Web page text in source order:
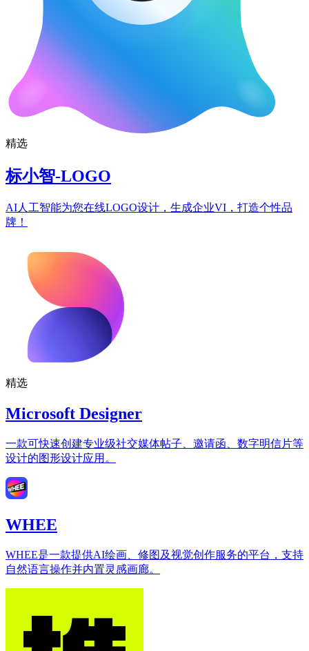
精选
标小智-LOGO
AI人工智能为您在线LOGO设计，生成企业VI，打造个性品
牌！
精选
Microsoft Designer
一款可快速创建专业级社交媒体帖子、邀请函、数字明信片等
设计的图形设计应用。
WHEE
WHEE是一款提供AI绘画、修图及视觉创作服务的平台，支持
自然语言操作并内置灵感画廊。